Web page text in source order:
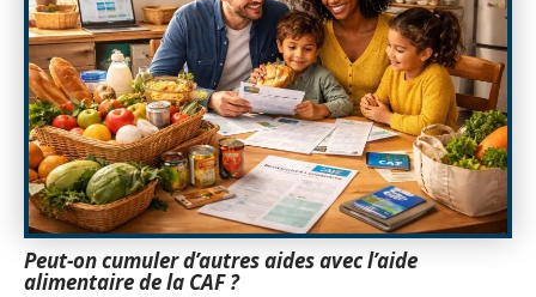
Peut-on cumuler d’autres aides avec l’aide
alimentaire de la CAF ?